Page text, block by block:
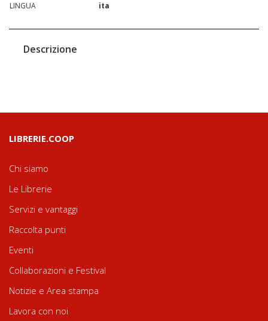
LINGUA
ita
Descrizione
LIBRERIE.COOP
Chi siamo
Le Librerie
Servizi e vantaggi
Raccolta punti
Eventi
Collaborazioni e Festival
Notizie e Area stampa
Lavora con noi